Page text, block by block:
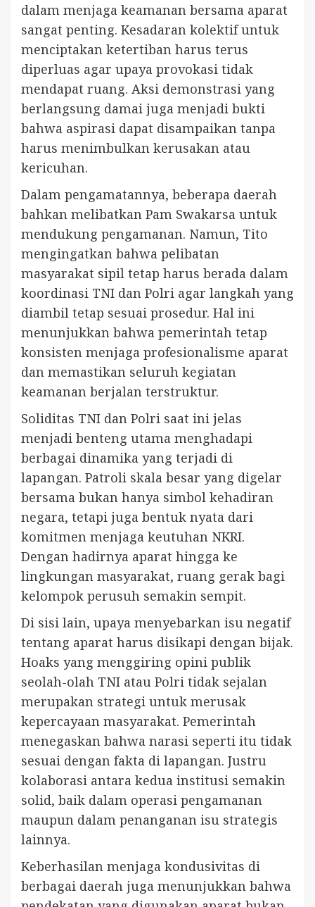
dalam menjaga keamanan bersama aparat
sangat penting. Kesadaran kolektif untuk
menciptakan ketertiban harus terus
diperluas agar upaya provokasi tidak
mendapat ruang. Aksi demonstrasi yang
berlangsung damai juga menjadi bukti
bahwa aspirasi dapat disampaikan tanpa
harus menimbulkan kerusakan atau
kericuhan.
Dalam pengamatannya, beberapa daerah
bahkan melibatkan Pam Swakarsa untuk
mendukung pengamanan. Namun, Tito
mengingatkan bahwa pelibatan
masyarakat sipil tetap harus berada dalam
koordinasi TNI dan Polri agar langkah yang
diambil tetap sesuai prosedur. Hal ini
menunjukkan bahwa pemerintah tetap
konsisten menjaga profesionalisme aparat
dan memastikan seluruh kegiatan
keamanan berjalan terstruktur.
Soliditas TNI dan Polri saat ini jelas
menjadi benteng utama menghadapi
berbagai dinamika yang terjadi di
lapangan. Patroli skala besar yang digelar
bersama bukan hanya simbol kehadiran
negara, tetapi juga bentuk nyata dari
komitmen menjaga keutuhan NKRI.
Dengan hadirnya aparat hingga ke
lingkungan masyarakat, ruang gerak bagi
kelompok perusuh semakin sempit.
Di sisi lain, upaya menyebarkan isu negatif
tentang aparat harus disikapi dengan bijak.
Hoaks yang menggiring opini publik
seolah-olah TNI atau Polri tidak sejalan
merupakan strategi untuk merusak
kepercayaan masyarakat. Pemerintah
menegaskan bahwa narasi seperti itu tidak
sesuai dengan fakta di lapangan. Justru
kolaborasi antara kedua institusi semakin
solid, baik dalam operasi pengamanan
maupun dalam penanganan isu strategis
lainnya.
Keberhasilan menjaga kondusivitas di
berbagai daerah juga menunjukkan bahwa